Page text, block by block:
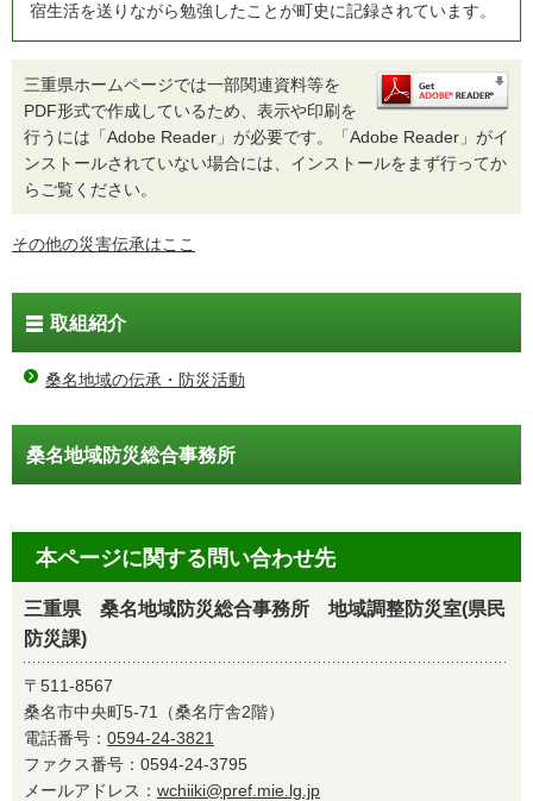
宿生活を送りながら勉強したことが町史に記録されています。
三重県ホームページでは一部関連資料等を
PDF形式で作成しているため、表示や印刷を
行うには「Adobe Reader」が必要です。「Adobe Reader」がイ
ンストールされていない場合には、インストールをまず行ってか
らご覧ください。
その他の災害伝承はここ
取組紹介
桑名地域の伝承・防災活動
桑名地域防災総合事務所
本ページに関する問い合わせ先
三重県 桑名地域防災総合事務所 地域調整防災室(県民
防災課)
〒511-8567
桑名市中央町5-71（桑名庁舎2階）
電話番号： 0594-24-3821
ファクス番号：0594-24-3795
メールアドレス： wchiiki@pref.mie.lg.jp